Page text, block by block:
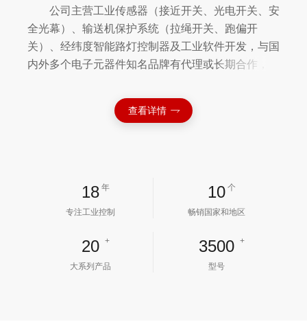
公司主营工业传感器（接近开关、光电开关、安
全光幕）、输送机保护系统（拉绳开关、跑偏开
关）、经纬度智能路灯控制器及工业软件开发，与国
内外多个电子元器件知名品牌有代理或长期合作，产
送、机械装备及城市照明等领域，业务覆盖多个国家
和地区，与众多客户建立了长期稳定的合作关系。
生产过程中，坚持技术创新与性能优化并重，严格执
行设计标准、工艺规范与品质要求，持续提升产品一
署、长期稳定的工业自动化产品与解决方案。
售后优势：
查看详情
18 年
专注工业控制
10 个
畅销国家和地区
20 +
大系列产品
3500 +
型号